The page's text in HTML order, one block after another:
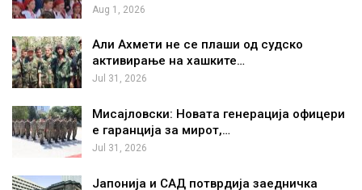
Aug 1, 2026
Али Ахмети не се плаши од судско
активирање на хашките…
Jul 31, 2026
Мисајловски: Новата генерација офицери
е гаранција за мирот,…
Jul 31, 2026
Јапонија и САД потврдија заедничка